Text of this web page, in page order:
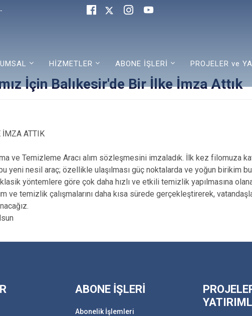
HİZMETLER ABONE İŞLERİ PROJELER ve
İçin Balıkesir'de Bir İlke İmza Attık
İMZA ATTIK
ve Temizleme Aracı alım sözleşmesini imzaladık. İlk kez filomuza
yeni nesil araç; özellikle ulaşılması güç noktalarda ve yoğun birikim
yöntemlere göre çok daha hızlı ve etkili temizlik yapılmasına
ve temizlik çalışmalarını daha kısa sürede gerçekleştirerek,
ABONE İŞLERİ
Abonelik İşlemleri